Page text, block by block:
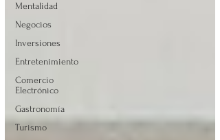
Mentalidad
Negocios
Inversiones
Entretenimiento
Comercio
Electrónico
Gastronomía
Turismo